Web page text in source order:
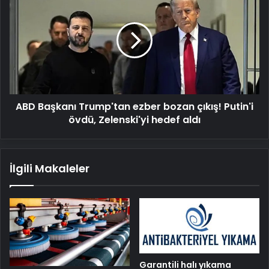
Başkanı
bozan
çıkış!
Putin'i
Zelenski'yi
hedef
ABD Başkanı Trump'tan ezber bozan çıkış! Putin'i
övdü, Zelenski'yi hedef aldı
İlgili Makaleler
Garantili halı yıkama